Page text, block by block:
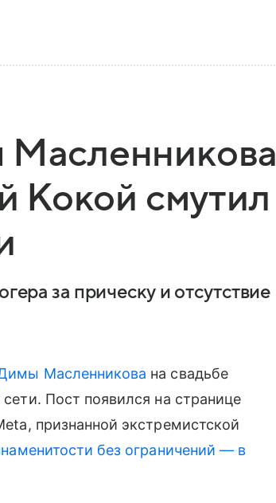
Кокой смутил
за прическу и отсутствие
Масленникова на свадьбе
Пост появился на странице
признанной экстремистской
без ограничений — в